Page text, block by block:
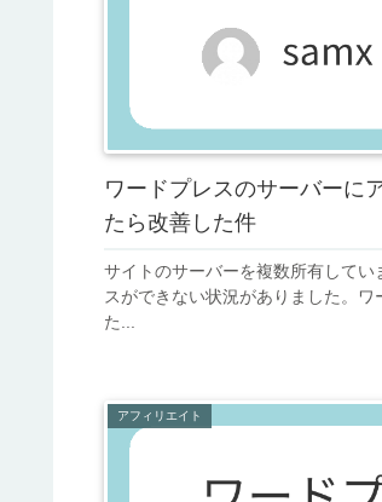
ワードプレスのサーバーに
たら改善した件
サイトのサーバーを複数所有して
スができない状況がありました。
た...
アフィリエイト